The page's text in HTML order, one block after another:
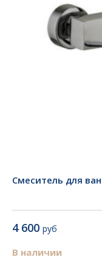
Смеситель для
4 600 руб
В наличии